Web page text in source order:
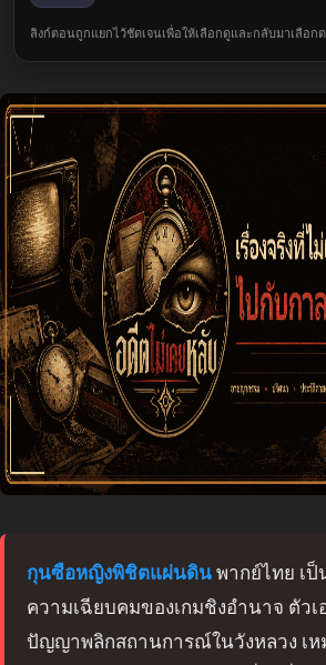
ลิงก์ตอนถูกแยกไว้ชัดเจนเพื่อให้เลือกดูและกลับมาเลือก
กุนซือหญิงพิชิตแผ่นดิน พากย์ไทย เ
ความเฉียบคมของเกมชิงอำนาจ ตัว
ปัญญาพลิกสถานการณ์ในวังหลวง เ